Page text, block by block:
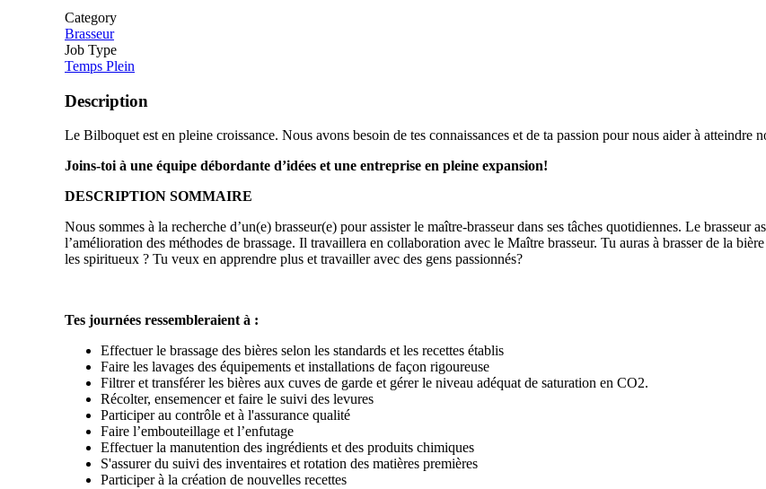
Category
Brasseur
Job Type
Temps Plein
Description
Le Bilboquet est en pleine croissance. Nous avons besoin de tes connaissances et de ta passion pour nous aider à atteindre
Joins-toi à une équipe débordante d’idées et une entreprise en pleine expansion!
DESCRIPTION SOMMAIRE
Nous sommes à la recherche d’un(e) brasseur(e) pour assister le maître-brasseur dans ses tâches quotidiennes. Le brasseur
l’amélioration des méthodes de brassage. Il travaillera en collaboration avec le Maître brasseur. Tu auras à brasser de la
les spiritueux ? Tu veux en apprendre plus et travailler avec des gens passionnés?
Tes journées ressembleraient à :
Effectuer le brassage des bières selon les standards et les recettes établis
Faire les lavages des équipements et installations de façon rigoureuse
Filtrer et transférer les bières aux cuves de garde et gérer le niveau adéquat de saturation en CO2.
Récolter, ensemencer et faire le suivi des levures
Participer au contrôle et à l'assurance qualité
Faire l’embouteillage et l’enfutage
Effectuer la manutention des ingrédients et des produits chimiques
S'assurer du suivi des inventaires et rotation des matières premières
Participer à la création de nouvelles recettes